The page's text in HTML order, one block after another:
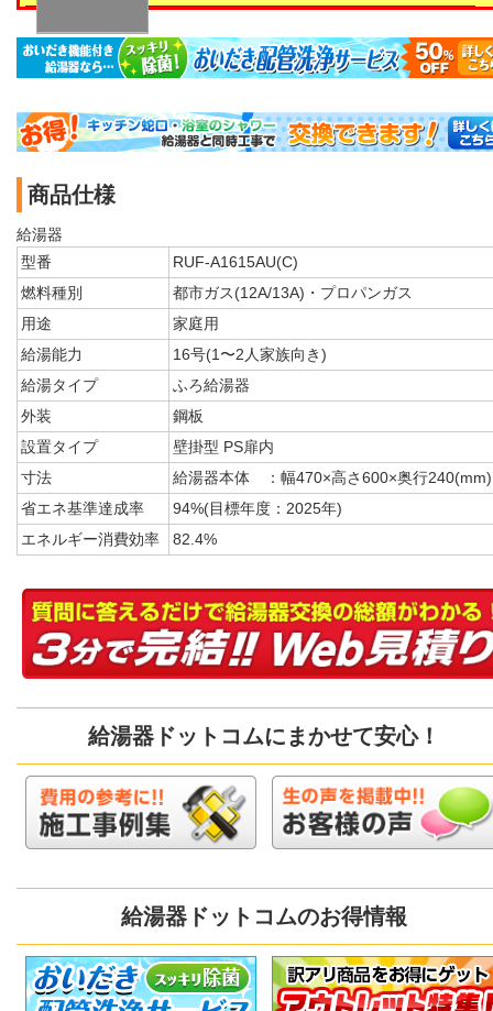
商品仕様
給湯器
型番
RUF-A1615AU(C)
燃料種別
都市ガス(12A/13A)・プロパンガス
用途
家庭用
給湯能力
16号(1〜2人家族向き)
給湯タイプ
ふろ給湯器
外装
鋼板
設置タイプ
壁掛型 PS扉内
寸法
給湯器本体 ：幅470×高さ600×奥行240(mm)
省エネ基準達成率
94%(目標年度：2025年)
エネルギー消費効率
82.4%
給湯器ドットコムにまかせて安心！
給湯器ドットコムのお得情報